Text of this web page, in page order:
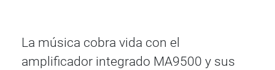
La música cobra vida con el
amplificador integrado MA9500 y sus